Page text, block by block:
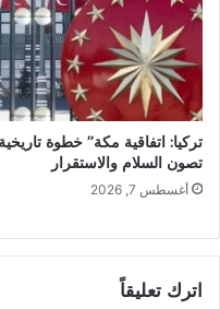
تركيا: اتفاقية مكة” خطوة تاريخية
تصون السلام والاستقرار
أغسطس 7, 2026
اترك تعليقاً